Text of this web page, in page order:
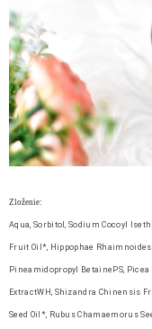
Zloženie:
Aqua, Sorbitol, Sodium Cocoyl
Fruit Oil*, Hippophae
Pineamidopropyl BetainePS, Picea
ExtractWH, Shizandra Chinensis
Seed Oil*, Rubus Chamaemorus